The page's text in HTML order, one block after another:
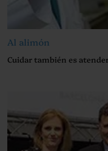
Al alimón
Cuidar también es